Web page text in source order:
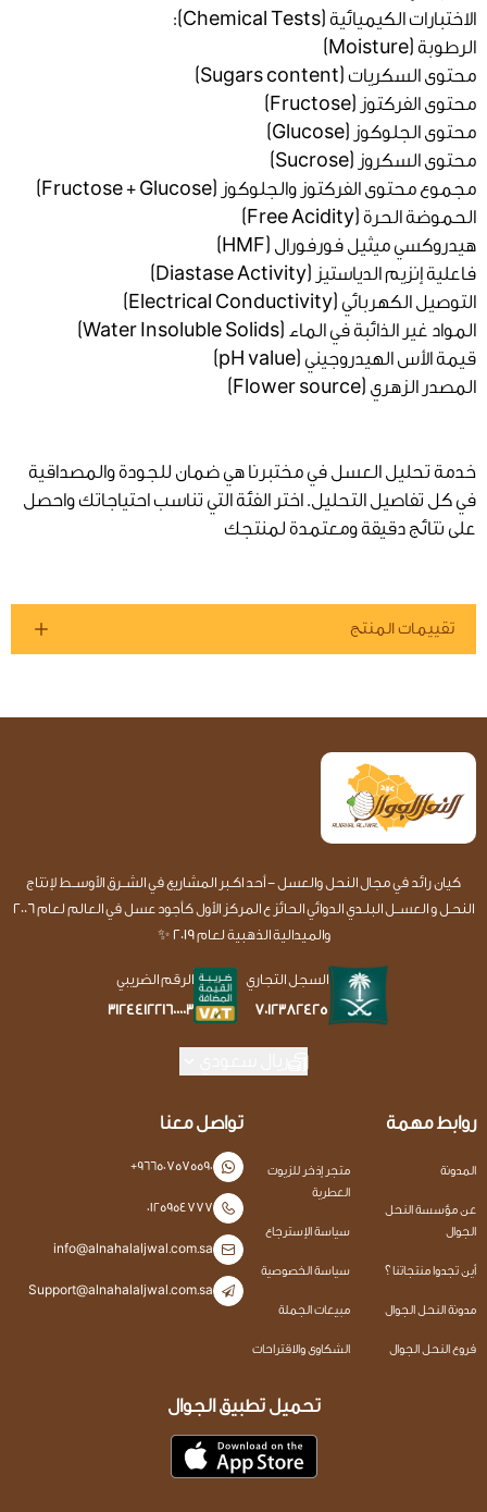
الاختبارات الكيميائية (Chemical Tests):
الرطوبة (Moisture)
محتوى السكريات (Sugars content)
محتوى الفركتوز (Fructose)
محتوى الجلوكوز (Glucose)
محتوى السكروز (Sucrose)
مجموع محتوى الفركتوز والجلوكوز (Fructose + Glucose)
الحموضة الحرة (Free Acidity)
هيدروكسي ميثيل فورفورال (HMF)
فاعلية إنزيم الدياستيز (Diastase Activity)
التوصيل الكهربائي (Electrical Conductivity)
المواد غير الذائبة في الماء (Water Insoluble Solids)
قيمة الأس الهيدروجيني (pH value)
المصدر الزهري (Flower source)
خدمة تحليل العسل في مختبرنا هي ضمان للجودة والمصداقية
في كل تفاصيل التحليل. اختر الفئة التي تناسب احتياجاتك واحصل
على نتائج دقيقة ومعتمدة لمنتجك
تقييمات المنتج
كيان رائد في مجال النحل والعسل - أحد اكـبر المشاريع في الشــرق الأوســط لإنتاج
النحـل و العســل البلـدي الدوائي الحائز ع المركز الأول كأجود عسل في العالم لعام 2006
والميدالية الذهبية لعام 2019 ✨
السجل التجاري
7012382425
الرقم الضريبي
312441221600003
روابط مهمة
المدونة
عن مؤسسة النحل
الجوال
أين تجدوا منتجاتنا ؟
مدونة النحل الجوال
فروع النحل الجوال
متجر إذخر للزيوت
العطرية
سياسة الإسترجاع
سياسة الخصوصية
مبيعات الجملة
الشكاوى والاقتراحات
تواصل معنا
+966507575590
0125954777
info@alnahalaljwal.com.sa
Support@alnahalaljwal.com.sa
تحميل تطبيق الجوال